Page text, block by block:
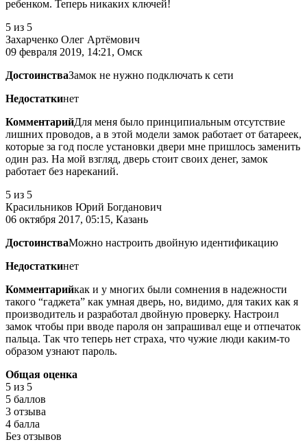
ребенком. Теперь никаких ключей!
5 из 5
Захарченко Олег Артёмович
09 февраля 2019, 14:21, Омск
ДостоинстваЗамок не нужно подключать к сети
Недостаткинет
КомментарийДля меня было принципиальным отсутствие
лишних проводов, а в этой модели замок работает от батареек,
которые за год после установки двери мне пришлось заменить
один раз. На мой взгляд, дверь стоит своих денег, замок
работает без нареканий.
5 из 5
Красильников Юрий Богданович
06 октября 2017, 05:15, Казань
ДостоинстваМожно настроить двойную идентификацию
Недостаткинет
Комментарийкак и у многих были сомнения в надежности
такого “гаджета” как умная дверь, но, видимо, для таких как я
производитель и разработал двойную проверку. Настроил
замок чтобы при вводе пароля он запрашивал еще и отпечаток
пальца. Так что теперь нет страха, что чужие люди каким-то
образом узнают пароль.
Общая оценка
5 из 5
5 баллов
3 отзыва
4 балла
Без отзывов